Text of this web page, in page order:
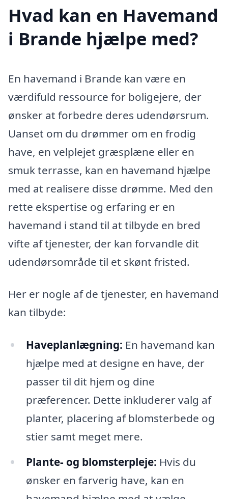
Hvad kan en Havemand
i Brande hjælpe med?
En havemand i Brande kan være en
værdifuld ressource for boligejere, der
ønsker at forbedre deres udendørsrum.
Uanset om du drømmer om en frodig
have, en velplejet græsplæne eller en
smuk terrasse, kan en havemand hjælpe
med at realisere disse drømme. Med den
rette ekspertise og erfaring er en
havemand i stand til at tilbyde en bred
vifte af tjenester, der kan forvandle dit
udendørsområde til et skønt fristed.
Her er nogle af de tjenester, en havemand
kan tilbyde:
Haveplanlægning: En havemand kan
hjælpe med at designe en have, der
passer til dit hjem og dine
præferencer. Dette inkluderer valg af
planter, placering af blomsterbede og
stier samt meget mere.
Plante- og blomsterpleje: Hvis du
ønsker en farverig have, kan en